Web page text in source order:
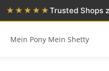
★★★★★Trusted Shops
Mein Pony Mein Shetty